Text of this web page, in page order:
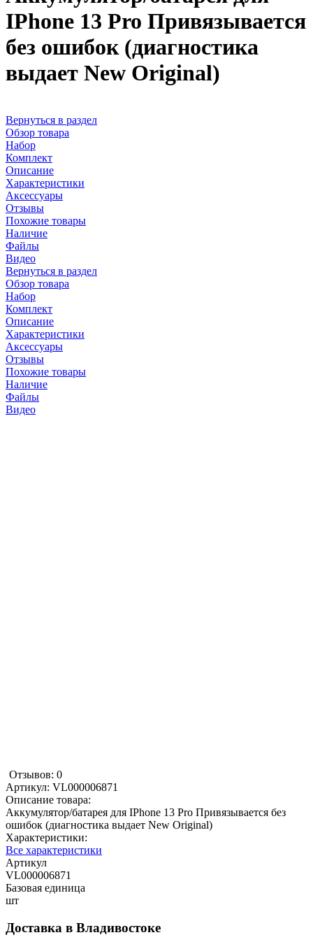
IPhone 13 Pro Привязывается
без ошибок (диагностика
выдает New Original)
Вернуться в раздел
Обзор товара
Набор
Комплект
Описание
Характеристики
Аксессуары
Отзывы
Похожие товары
Наличие
Файлы
Видео
Вернуться в раздел
Обзор товара
Набор
Комплект
Описание
Характеристики
Аксессуары
Отзывы
Похожие товары
Наличие
Файлы
Видео
Отзывов: 0
Артикул: VL000006871
Описание товара:
Аккумулятор/батарея для IPhone 13 Pro Привязывается без
ошибок (диагностика выдает New Original)
Характеристики:
Все характеристики
Артикул
VL000006871
Базовая единица
шт
Доставка в Владивостоке